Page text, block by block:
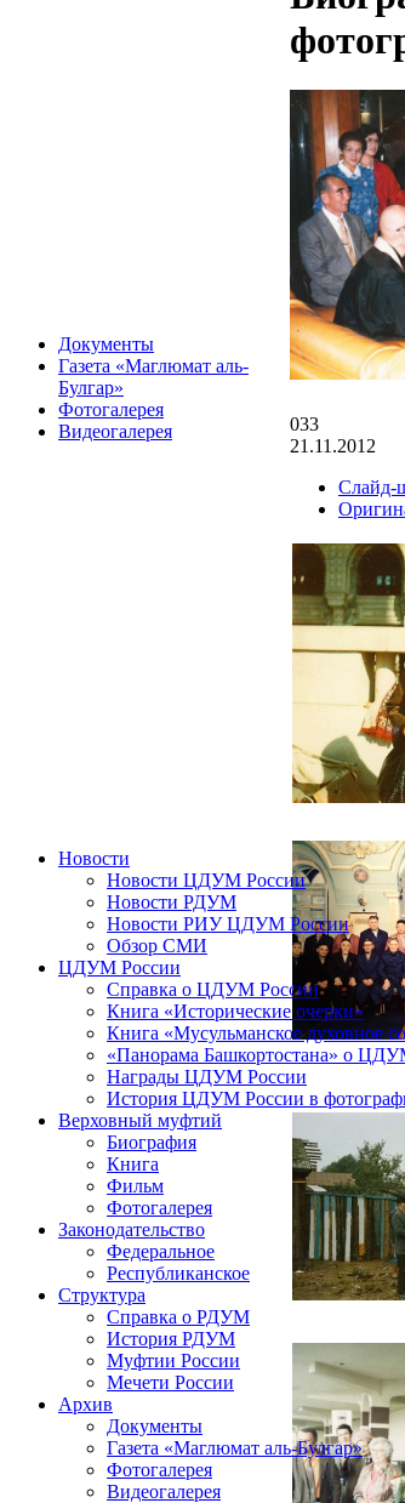
Документы
Газета «Маглюмат аль-
Булгар»
Фотогалерея
Видеогалерея
033
21.11.2012
Слайд-
Новости
Новости ЦДУМ России
Новости РДУМ
Новости РИУ ЦДУМ России
Обзор СМИ
ЦДУМ России
Справка о ЦДУМ России
Книга «Исторические очерки»
Книга «Мусульманское духовное
«Панорама Башкортостана» о
Награды ЦДУМ России
История ЦДУМ России в
Верховный муфтий
Биография
Книга
Фильм
Фотогалерея
Законодательство
Федеральное
Республиканское
Структура
Справка о РДУМ
История РДУМ
Муфтии России
Мечети России
Архив
Документы
Газета «Маглюмат аль-Булгар»
Фотогалерея
Видеогалерея